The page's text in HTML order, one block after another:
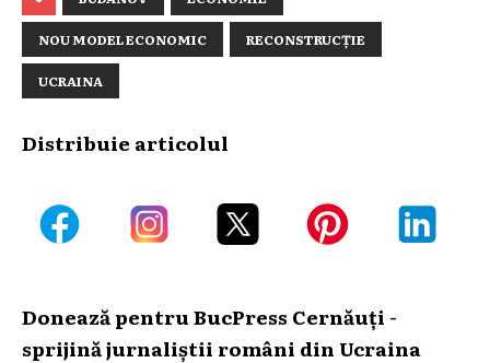
NOU MODEL ECONOMIC RECONSTRUCȚIE
UCRAINA
Distribuie articolul
Donează pentru BucPress Cernăuți -
sprijină jurnaliștii români din Ucraina